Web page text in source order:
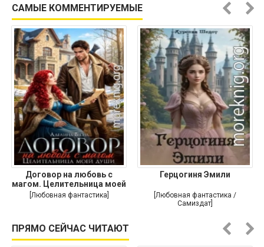
САМЫЕ КОММЕНТИРУЕМЫЕ
Договор на любовь с
магом. Целительница моей
души
[Любовная фантастика]
Герцогиня Эмили
[Любовная фантастика /
Самиздат]
ПРЯМО СЕЙЧАС ЧИТАЮТ